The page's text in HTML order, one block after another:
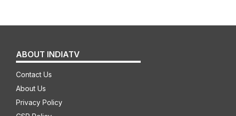
ABOUT INDIATV
Contact Us
About Us
Privacy Policy